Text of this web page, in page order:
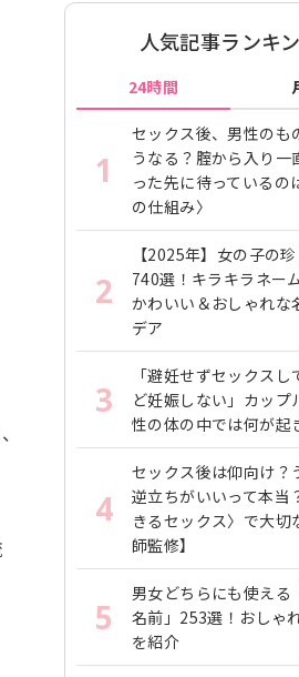
人気記事ランキ
24時間
1
セックス後、男性のも
うなる？腟から入り一
った先に待っている
の仕組み〉
2
【2025年】女の子の
740選！キラキラネー
かわいい＆おしゃれな
デア
3
「避妊せずセックス
ど妊娠しない」カップ
性の体の中では何が起
4
セックス後は仰向け？
逆立ちがいいって本当
きるセックス〉で大切
師監修】
5
男女どちらにも使える
名前」253選！おしゃ
を紹介